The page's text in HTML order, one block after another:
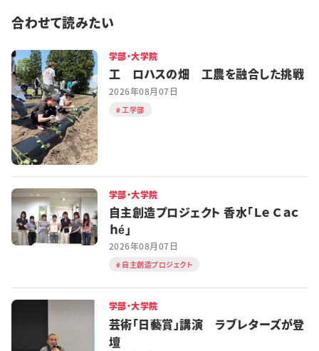
合わせて読みたい
学部・大学院
工 ロハスの畑 工農を融合した挑戦
2026年08月07日
工学部
学部・大学院
自主創造プロジェクト 香水「Ｌｅ Ｃａｃ
ｈé」
2026年08月07日
自主創造プロジェクト
学部・大学院
芸術「日藝賞」講演 ラブレターズが登
壇